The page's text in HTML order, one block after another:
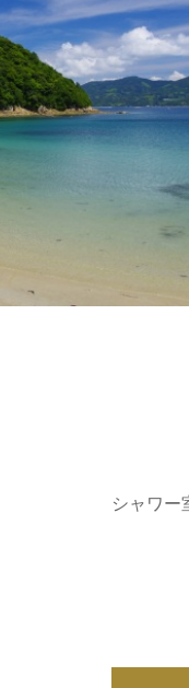
シャワー